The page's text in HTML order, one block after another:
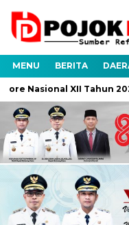
MENU BERITA
Nasional XII Tahun